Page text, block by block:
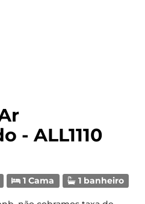
- ALL1110
1 Cama 1 banheiro